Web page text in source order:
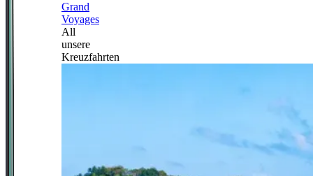
Grand
Voyages
All
unsere
Kreuzfahrten